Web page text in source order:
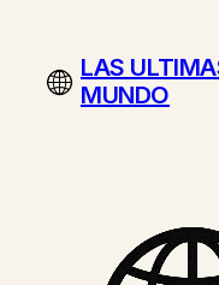
contenidoLAS
MUNDO